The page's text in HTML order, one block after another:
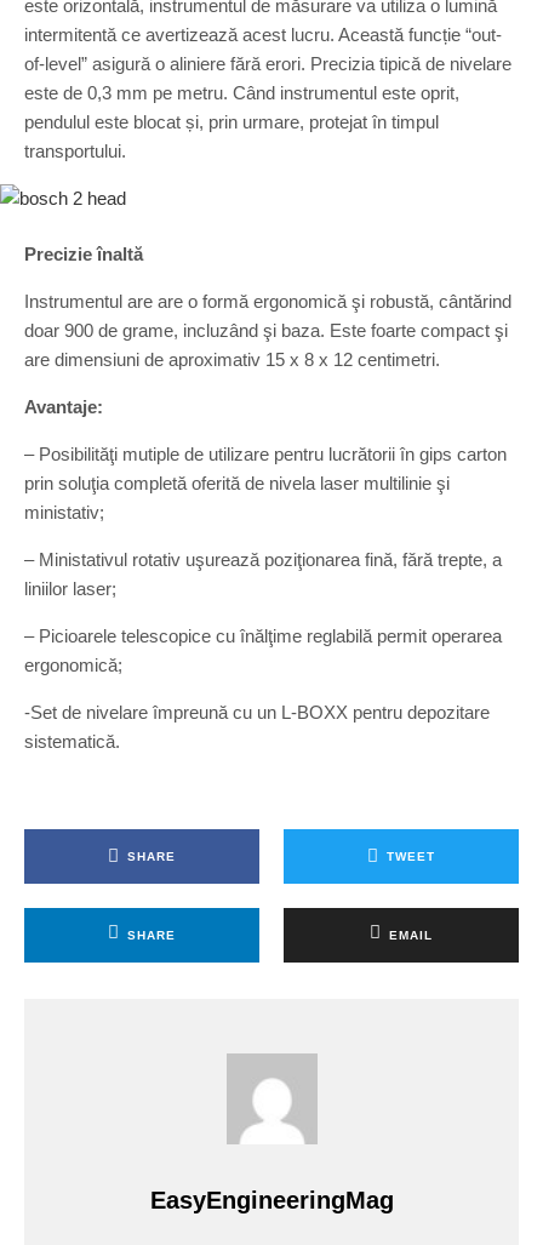
este orizontală, instrumentul de măsurare va utiliza o lumină
intermitentă ce avertizează acest lucru. Această funcție “out-
of-level” asigură o aliniere fără erori. Precizia tipică de nivelare
este de 0,3 mm pe metru. Când instrumentul este oprit,
pendulul este blocat și, prin urmare, protejat în timpul
transportului.
Precizie înaltă
Instrumentul are are o formă ergonomică şi robustă, cântărind
doar 900 de grame, incluzând şi baza. Este foarte compact şi
are dimensiuni de aproximativ 15 x 8 x 12 centimetri.
Avantaje:
– Posibilităţi mutiple de utilizare pentru lucrătorii în gips carton
prin soluţia completă oferită de nivela laser multilinie şi
ministativ;
– Ministativul rotativ uşurează poziţionarea fină, fără trepte, a
liniilor laser;
– Picioarele telescopice cu înălţime reglabilă permit operarea
ergonomică;
-Set de nivelare împreună cu un L-BOXX pentru depozitare
sistematică.
SHARE TWEET
SHARE EMAIL
EasyEngineeringMag